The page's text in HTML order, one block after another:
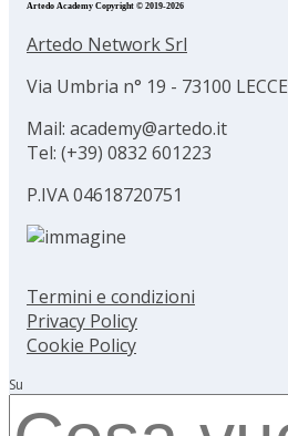
Artedo Academy Copyright © 2019-2026
Artedo Network Srl
Via Umbria n° 19 - 73100 LECCE
Mail: academy@artedo.it
Tel: (+39) 0832 601223
P.IVA 04618720751
Termini e condizioni
Privacy Policy
Cookie Policy
Su